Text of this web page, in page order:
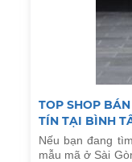
TOP SHOP
TÍN TẠI BÌNH
Nếu bạn đang
mẫu mã ở Sài